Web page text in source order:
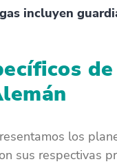
incluyen
los
sus respectivas